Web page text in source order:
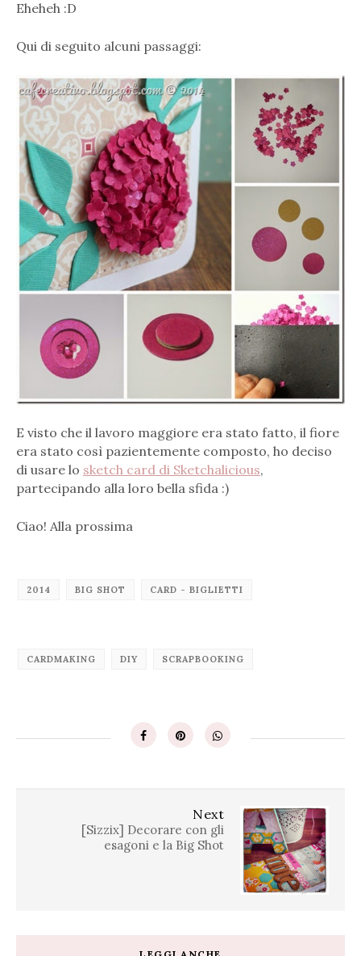
Eheheh :D
Qui di seguito alcuni passaggi:
E visto che il lavoro maggiore era stato fatto, il fiore
era stato così pazientemente composto, ho deciso
di usare lo sketch card di Sketchalicious,
partecipando alla loro bella sfida :)
Ciao! Alla prossima
2014 BIG SHOT CARD - BIGLIETTI
CARDMAKING DIY SCRAPBOOKING
Next
[Sizzix] Decorare con gli
esagoni e la Big Shot